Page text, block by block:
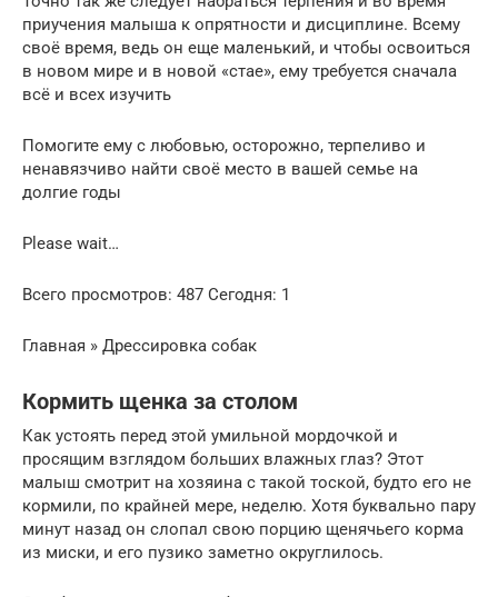
приучения малыша к опрятности и дисциплине. Всему
своё время, ведь он еще маленький, и чтобы освоиться
в новом мире и в новой «стае», ему требуется сначала
всё и всех изучить
Помогите ему с любовью, осторожно, терпеливо и
ненавязчиво найти своё место в вашей семье на
долгие годы
Please wait…
Всего просмотров: 487 Сегодня: 1
Главная » Дрессировка собак
Кормить щенка за столом
Как устоять перед этой умильной мордочкой и
просящим взглядом больших влажных глаз? Этот
малыш смотрит на хозяина с такой тоской, будто его не
кормили, по крайней мере, неделю. Хотя буквально пару
минут назад он слопал свою порцию щенячьего корма
из миски, и его пузико заметно округлилось.